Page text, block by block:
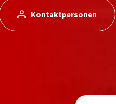
Kontaktpersonen